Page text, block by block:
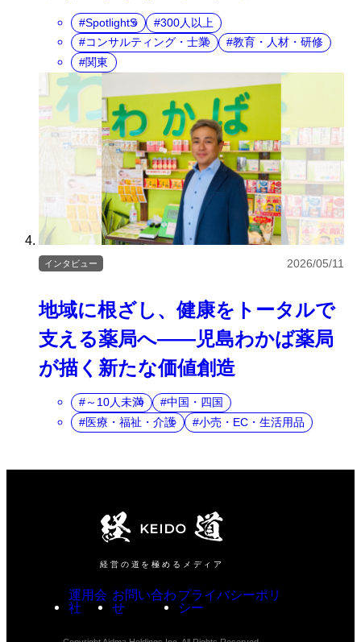
SpotlightS
300人以上
コンサルティング・士業
教育・人材・研修
関東
地域に根ざし、健康をトータルで
支える薬局へ――児島わかば薬局
が描く新たな価値創造
インタビュー 2026/05/11
～10人未満
中国・四国
医療・福祉・介護
小売・EC・生活用品
経営の道を極めるメディア
運用会
社
お問い合わ
せ
プライバシーポリ
シー